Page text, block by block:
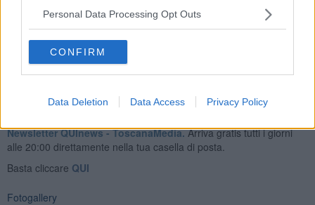
Personal Data Processing Opt Outs
CONFIRM
Data Deletion Data Access Privacy Policy
passaggio in caserma è stato riportato al domicilio dal quale si era
allontanato.
Newsletter QUInews - ToscanaMedia.Arriva gratis tutti i giorni
alle 20:00 direttamente nella tua casella di posta.
Basta cliccare QUI
Fotogallery